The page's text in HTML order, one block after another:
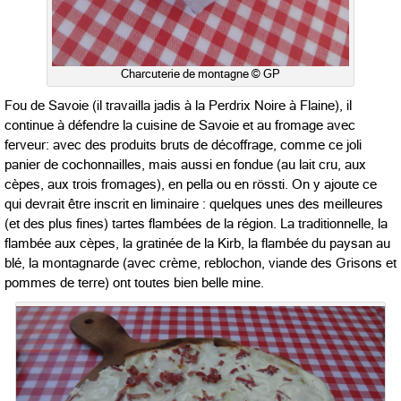
Charcuterie de montagne © GP
Fou de Savoie (il travailla jadis à la Perdrix Noire à Flaine), il
continue à défendre la cuisine de Savoie et au fromage avec
ferveur: avec des produits bruts de décoffrage, comme ce joli
panier de cochonnailles, mais aussi en fondue (au lait cru, aux
cèpes, aux trois fromages), en pella ou en rössti. On y ajoute ce
qui devrait être inscrit en liminaire : quelques unes des meilleures
(et des plus fines) tartes flambées de la région. La traditionnelle, la
flambée aux cèpes, la gratinée de la Kirb, la flambée du paysan au
blé, la montagnarde (avec crème, reblochon, viande des Grisons et
pommes de terre) ont toutes bien belle mine.